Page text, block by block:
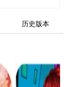
历史版本